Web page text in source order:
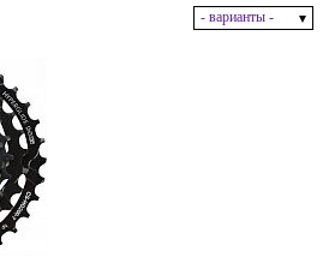
- варианты -